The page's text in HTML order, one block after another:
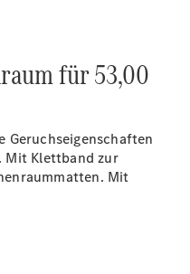
für 53,00
Geruchseigenschaften
Mit Klettband zur
Mit